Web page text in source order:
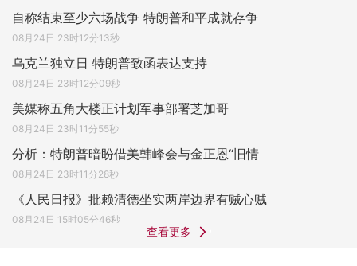
自称结束至少六场战争 特朗普和平成就存争
08月24日 23时12分13秒
乌克兰独立日 特朗普致函表达支持
08月24日 23时12分09秒
美媒称五角大楼正计划军事部署芝加哥
08月24日 23时11分55秒
分析：特朗普暗盼借美韩峰会与金正恩“旧情
08月24日 23时11分28秒
《人民日报》批赖清德坐实两岸边界有贼心贼
08月24日 15时05分46秒
查看更多